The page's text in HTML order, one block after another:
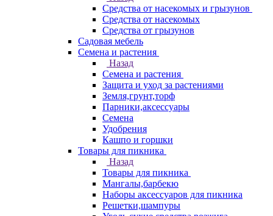
Средства от насекомых и грызунов
Средства от насекомых
Средства от грызунов
Садовая мебель
Семена и растения
Назад
Семена и растения
Защита и уход за растениями
Земля,грунт,торф
Парники,аксессуары
Семена
Удобрения
Кашпо и горшки
Товары для пикника
Назад
Товары для пикника
Мангалы,барбекю
Наборы аксессуаров для пикника
Решетки,шампуры